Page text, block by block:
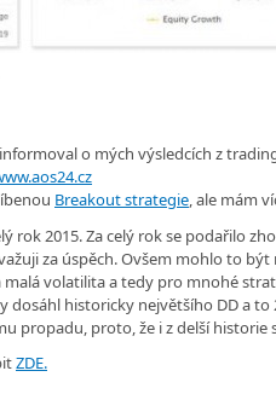
o mých výsledcích z
Breakout strategie, ale mám
rok 2015. Za celý rok se podařilo
za úspěch. Ovšem mohlo to
malá volatilita a tedy pro mnohé
dosáhl historicky největšího DD a to
propadu, proto, že i z delší historie
ZDE.